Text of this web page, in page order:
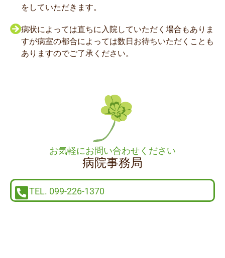
をしていただきます。
病状によっては直ちに入院していただく場合もありま
すが病室の都合によっては数日お待ちいただくことも
ありますのでご了承ください。
お気軽にお問い合わせください
病院事務局
TEL. 099-226-1370